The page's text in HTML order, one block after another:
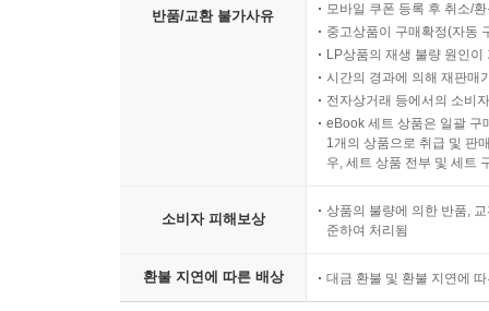
반품/교환 불가사유
모바일 쿠폰 등록 후 취소/
중고상품이 구매확정(자동
LP상품의 재생 불량 원인
시간의 경과에 의해 재판매
전자상거래 등에서의 소비
eBook 세트 상품은 일괄 구
1개의 상품으로 취급 및 판
우, 세트 상품 전부 및 세트
소비자 피해보상
상품의 불량에 의한 반품,
준하여 처리됨
환불 지연에 따른 배상 대금 환불 및 환불 지연에